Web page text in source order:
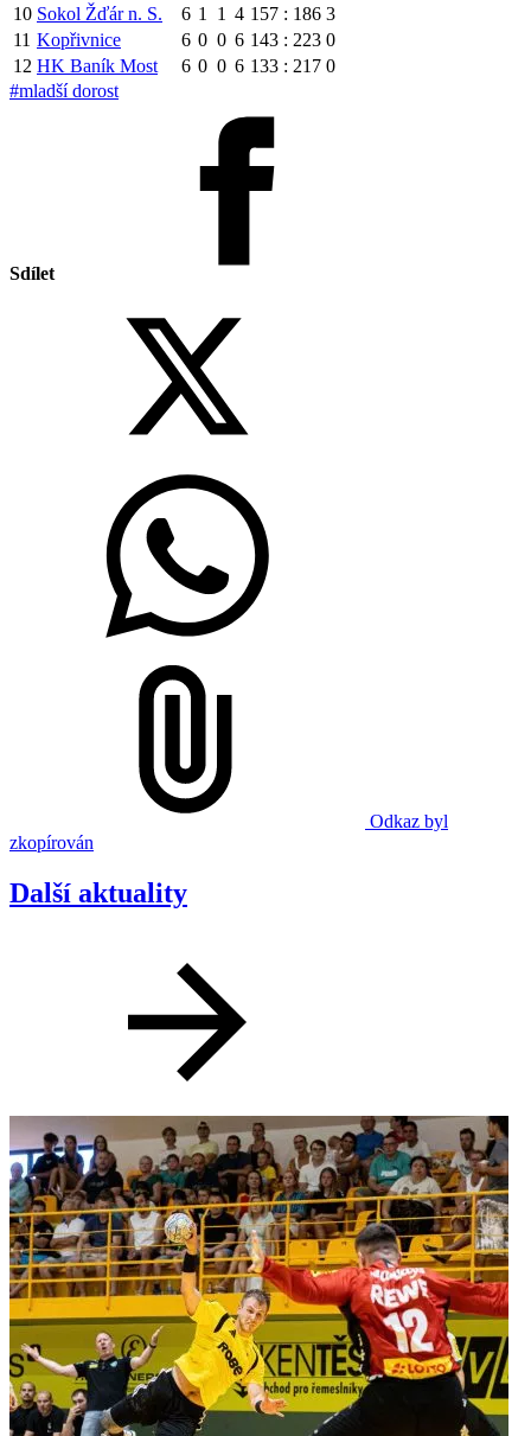
10 Sokol Žďár n. S. 6 1 1 4 157 : 186 3
11 Kopřivnice 6 0 0 6 143 : 223 0
12 HK Baník Most 6 0 0 6 133 : 217 0
#mladší dorost
Sdílet
Odkaz byl
zkopírován
Další aktuality